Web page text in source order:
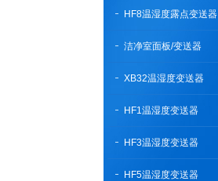
HF8温湿度露点变送器
洁净室面板/变送器
XB32温湿度变送器
HF1温湿度变送器
HF3温湿度变送器
HF5温湿度变送器